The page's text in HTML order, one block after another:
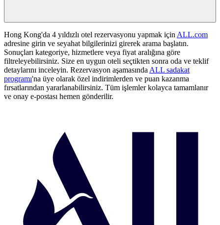
Hong Kong'da 4 yıldızlı otel rezervasyonu yapmak için ALL.com
adresine girin ve seyahat bilgilerinizi girerek arama başlatın.
Sonuçları kategoriye, hizmetlere veya fiyat aralığına göre
filtreleyebilirsiniz. Size en uygun oteli seçtikten sonra oda ve teklif
detaylarını inceleyin. Rezervasyon aşamasında ALL sadakat
programı'na üye olarak özel indirimlerden ve puan kazanma
fırsatlarından yararlanabilirsiniz. Tüm işlemler kolayca tamamlanır
ve onay e-postası hemen gönderilir.